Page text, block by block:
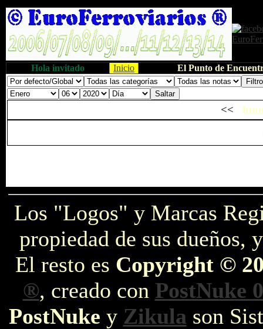
Hola invitado Inicio El Punto de
<<
Los "Logos" y Marcas
propiedad de sus dueños,
El resto es Copyright ©
®, creado con PostNuke
PostNuke y Zikula son